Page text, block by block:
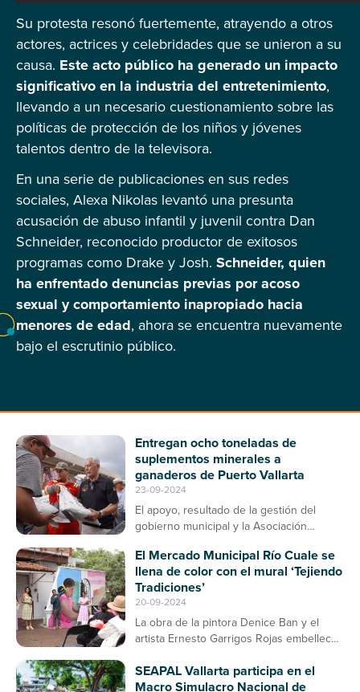
Su protesta resonó fuertemente, atrayendo a otros
actores, actrices y celebridades que se unieron a su
causa. Este acto público ha generado un impacto
significativo en la industria del entretenimiento,
llevando a un necesario cuestionamiento sobre las
políticas de protección de los niños y jóvenes
talentos dentro de la televisora.
En una serie de publicaciones en sus redes
sociales, Alexa Nikolas levantó una presunta
acusación de abuso infantil y juvenil contra Dan
Schneider, reconocido productor de exitosos
programas como Drake y Josh. Schneider, quien
ha enfrentado denuncias previas por acoso
sexual y comportamiento inapropiado hacia
menores de edad, ahora se encuentra nuevamente
bajo el escrutinio público.
Entregan ocho toneladas de
suplementos minerales a
ganaderos de Puerto Vallarta
23-09-2024
El apoyo, resultado de la gestión del
gobierno municipal y la Asociación
enfermedades en el ganado bovino
El Mercado Municipal Río Cuale se
llena de color con el mural ‘Tejiendo
Tradiciones’
20-09-2024
La obra de la pintora Denice Ban y el
artista Ernesto Garrigos Rojas embellece
como un espacio de arte y cultura en
Puerto Vallarta
SEAPAL Vallarta participa en el
Macro Simulacro Nacional de